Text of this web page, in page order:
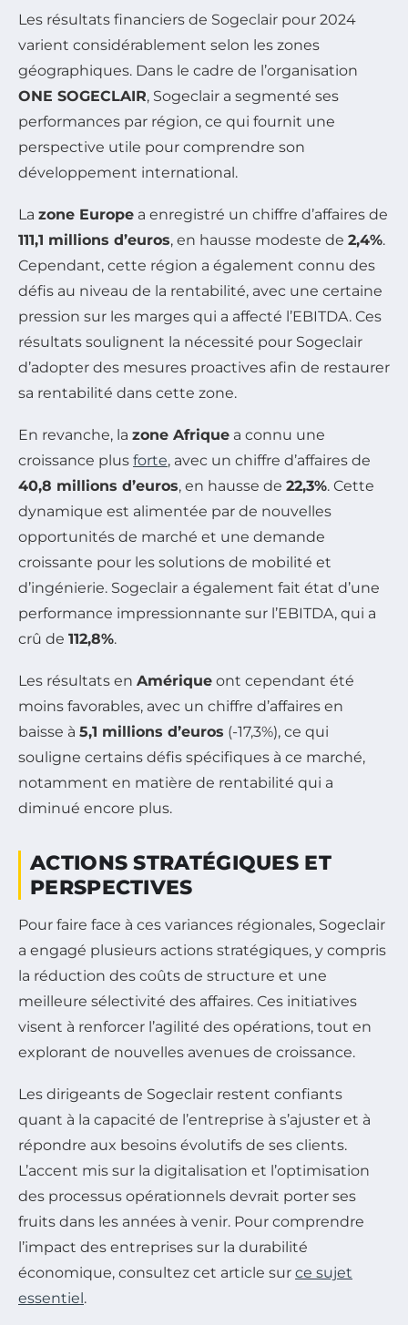
Les résultats financiers de Sogeclair pour 2024
varient considérablement selon les zones
géographiques. Dans le cadre de l’organisation
ONE SOGECLAIR, Sogeclair a segmenté ses
performances par région, ce qui fournit une
perspective utile pour comprendre son
développement international.
La zone Europe a enregistré un chiffre d’affaires de
111,1 millions d’euros, en hausse modeste de 2,4%.
Cependant, cette région a également connu des
défis au niveau de la rentabilité, avec une certaine
pression sur les marges qui a affecté l’EBITDA. Ces
résultats soulignent la nécessité pour Sogeclair
d’adopter des mesures proactives afin de restaurer
sa rentabilité dans cette zone.
En revanche, la zone Afrique a connu une
croissance plus forte, avec un chiffre d’affaires de
40,8 millions d’euros, en hausse de 22,3%. Cette
dynamique est alimentée par de nouvelles
opportunités de marché et une demande
croissante pour les solutions de mobilité et
d’ingénierie. Sogeclair a également fait état d’une
performance impressionnante sur l’EBITDA, qui a
crû de 112,8%.
Les résultats en Amérique ont cependant été
moins favorables, avec un chiffre d’affaires en
baisse à 5,1 millions d’euros (-17,3%), ce qui
souligne certains défis spécifiques à ce marché,
notamment en matière de rentabilité qui a
diminué encore plus.
ACTIONS STRATÉGIQUES ET
PERSPECTIVES
Pour faire face à ces variances régionales, Sogeclair
a engagé plusieurs actions stratégiques, y compris
la réduction des coûts de structure et une
meilleure sélectivité des affaires. Ces initiatives
visent à renforcer l’agilité des opérations, tout en
explorant de nouvelles avenues de croissance.
Les dirigeants de Sogeclair restent confiants
quant à la capacité de l’entreprise à s’ajuster et à
répondre aux besoins évolutifs de ses clients.
L’accent mis sur la digitalisation et l’optimisation
des processus opérationnels devrait porter ses
fruits dans les années à venir. Pour comprendre
l’impact des entreprises sur la durabilité
économique, consultez cet article sur ce sujet
essentiel.